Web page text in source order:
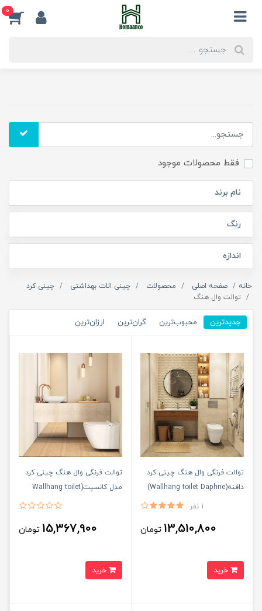
0
فقط محصولات موجود
نام برند
رنگ
اندازه
خانه صفحه اصلی محصولات چینی الات بهداشتی
چینی کرد
توالت وال هنگ
جدیدترین محبوب‌ترین گران‌ترین ارزان‌ترین
توالت فرنگی وال هنگ چینی کرد
دافنه(Wallhang toilet Daphne)
1 نفر
13,510,800 تومان
توالت فرنگی وال هنگ چینی کرد
مدل کانسپت(Wallhang toilet
15,367,900 تومان